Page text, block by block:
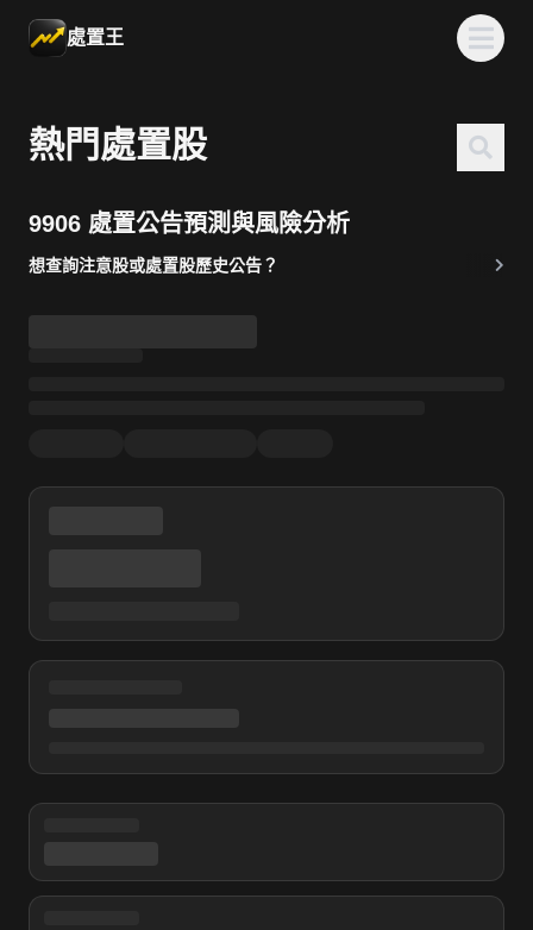
處置王
熱門處置股
9906 處置公告預測與風險分析
想查詢注意股或處置股歷史公告？